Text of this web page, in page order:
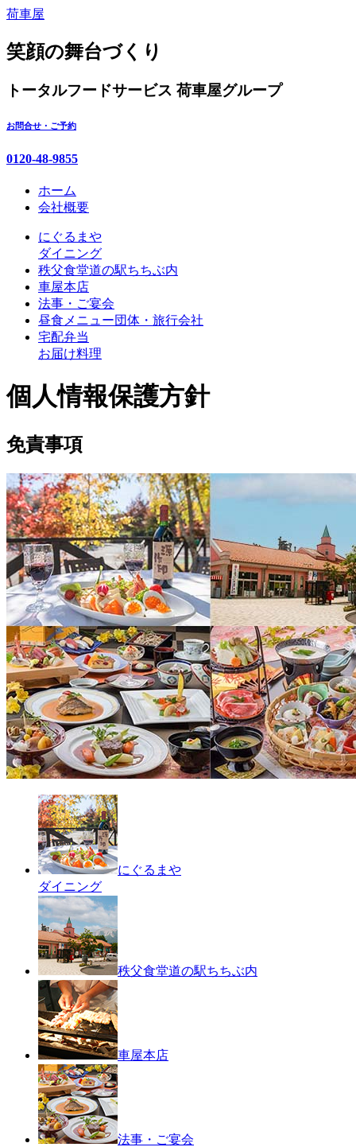
コ
テ
ン
本
へ
キ
荷車屋
笑顔の舞台づくり
トータルフードサービス 荷車屋グループ
お問合せ・ご予約
0120-48-9855
ホーム
会社概要
にぐるまや
ダイニング
秩父食堂道の駅ちちぶ内
車屋本店
法事・ご宴会
昼食メニュー団体・旅行会社
宅配弁当
お届け料理
個人情報保護方針
免責事項
にぐるまや
ダイニング
秩父食堂道の駅ちちぶ内
車屋本店
法事・ご宴会